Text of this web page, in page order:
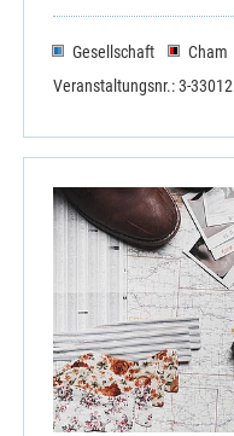
Gesellschaft
Cham
Veranstaltungsnr.: 3-33012